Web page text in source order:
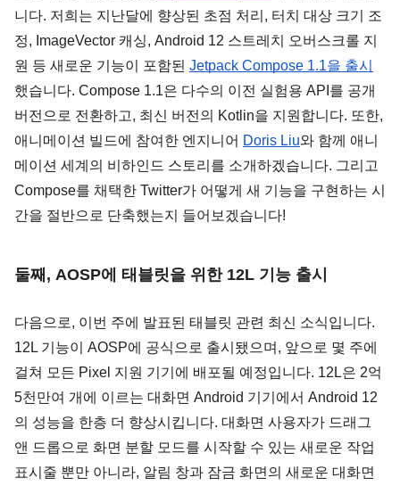
니다. 저희는 지난달에 향상된 초점 처리, 터치 대상 크기 조
정, ImageVector 캐싱, Android 12 스트레치 오버스크롤 지
원 등 새로운 기능이 포함된 Jetpack Compose 1.1을 출시
했습니다. Compose 1.1은 다수의 이전 실험용 API를 공개
버전으로 전환하고, 최신 버전의 Kotlin을 지원합니다. 또한,
애니메이션 빌드에 참여한 엔지니어 Doris Liu와 함께 애니
메이션 세계의 비하인드 스토리를 소개하겠습니다. 그리고
Compose를 채택한 Twitter가 어떻게 새 기능을 구현하는 시
간을 절반으로 단축했는지 들어보겠습니다!
둘째, AOSP에 태블릿을 위한 12L 기능 출시
다음으로, 이번 주에 발표된 태블릿 관련 최신 소식입니다.
12L 기능이 AOSP에 공식으로 출시됐으며, 앞으로 몇 주에
걸쳐 모든 Pixel 지원 기기에 배포될 예정입니다. 12L은 2억
5천만여 개에 이르는 대화면 Android 기기에서 Android 12
의 성능을 한층 더 향상시킵니다. 대화면 사용자가 드래그
앤 드롭으로 화면 분할 모드를 시작할 수 있는 새로운 작업
표시줄 뿐만 아니라, 알림 창과 잠금 화면의 새로운 대화면